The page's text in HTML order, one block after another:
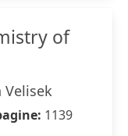
of
Velisek
1139